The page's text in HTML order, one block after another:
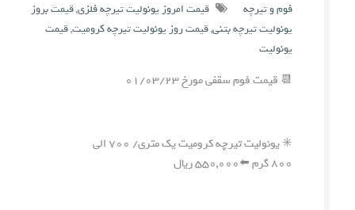
فوم و تیرچه
قیمت امروز یونولیت تیرچه فلزی,قیمت بروز
یونولیت تیرچه بتنی,قیمت روز یونولیت تیرچه کرومیت,قیمت
یونولیت
📆 قیمت فوم سقفی مورخ ۰۱/۰۳/۲۳
✳️ یونولیت تیرچه کرومیت یک متری/ ۷۰۰ الی
۸۰۰ گرم ⬅️۵۵۰,۰۰۰ ریال